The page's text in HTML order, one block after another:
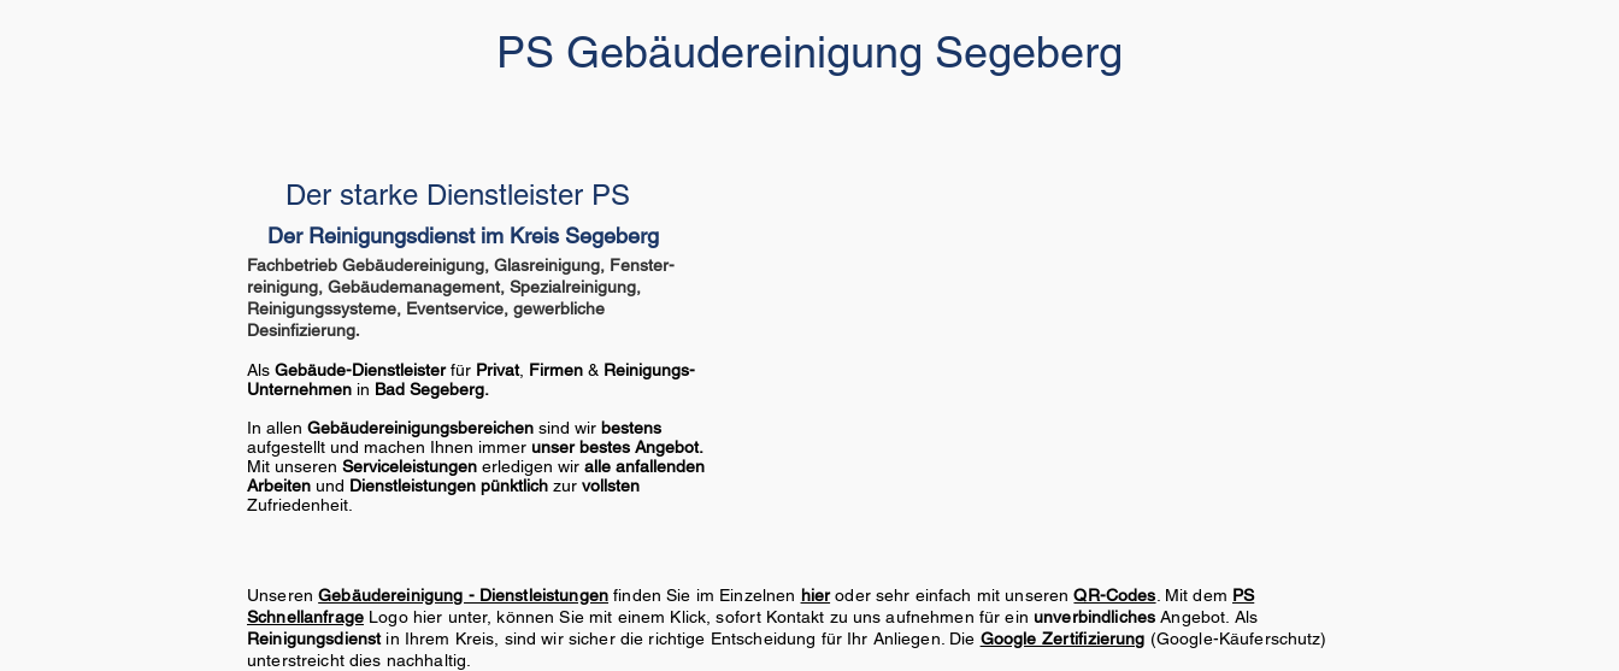
PS Gebäudereinigung Segeberg
Der starke Dienstleister PS
Der Reinigungsdienst im Kreis Segeberg
Fachbetrieb Gebäudereinigung, Glasreinigung, Fenster-
reinigung, Gebäudemanagement, Spezialreinigung,
Reinigungssysteme, Eventservice, gewerbliche
Desinfizierung.
Als Gebäude-Dienstleisterfür Privat, Firmen & Reinigungs-
Unternehmen in Bad Segeberg.
In allen Gebäudereinigungsbereichen sind wir bestens
aufgestellt und machen Ihnen immer unser bestes Angebot.
Mit unseren Serviceleistungen erledigen wir alle anfallenden
Arbeiten und Dienstleistungen pünktlich zur vollsten
Zufriedenheit.
UnserenGebäudereinigung - Dienstleistungen finden Sie im Einzelnen hieroder sehr einfach mit unserenQR-Codes . Mit dem PS
SchnellanfrageLogo hier unter, können Sie mit einem Klick, sofort Kontakt zu uns aufnehmen für ein unverbindliches Angebot. Als
Reinigungsdienstin Ihrem Kreis, sind wir sicher die richtige Entscheidung für Ihr Anliegen. Die Google Zertifizierung (Google-Käuferschutz)
unterstreicht dies nachhaltig.